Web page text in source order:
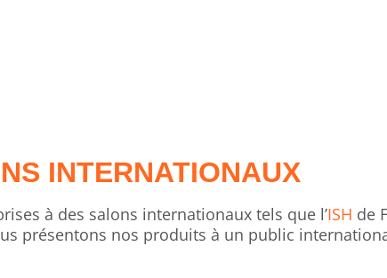
INTERNATIONAUX
à des salons internationaux tels que l’ISH de
présentons nos produits à un public